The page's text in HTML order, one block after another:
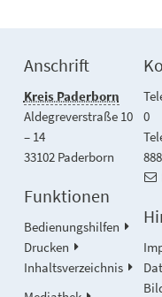
Anschrift
Kreis Paderborn
Aldegreverstraße 10
– 14
33102 Paderborn
0
Funktionen
Bedienungshilfen
Drucken
Inhaltsverzeichnis